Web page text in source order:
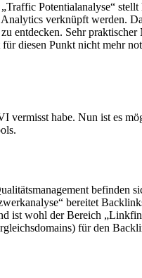
Potentialanalyse“
verknüpft werden.
entdecken. Sehr
diesen Punkt nicht mehr
habe. Nun ist es
befinden
bereitet
ist wohl der Bereich
für den